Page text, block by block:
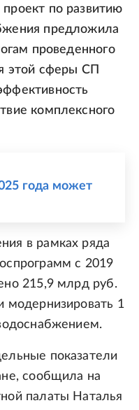
по развитию
предложила
проведенного
этой сферы СП
комплексного
года может
в рамках ряда
с 2019
215,9 млрд руб.
модернизировать 1
показатели
сообщила на
палаты Наталья